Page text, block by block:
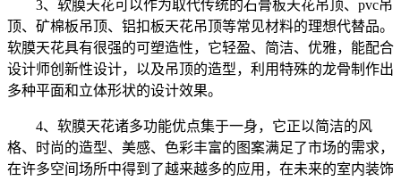
3、软膜天花可以作为取代传统的石膏板天花吊顶、pvc吊
顶、矿棉板吊顶、铝扣板天花吊顶等常见材料的理想代替品。
软膜天花具有很强的可塑造性，它轻盈、简洁、优雅，能配合
设计师创新性设计，以及吊顶的造型，利用特殊的龙骨制作出
多种平面和立体形状的设计效果。
4、软膜天花诸多功能优点集于一身，它正以简洁的风
格、时尚的造型、美感、色彩丰富的图案满足了市场的需求，
在许多空间场所中得到了越来越多的应用，在未来的室内装饰